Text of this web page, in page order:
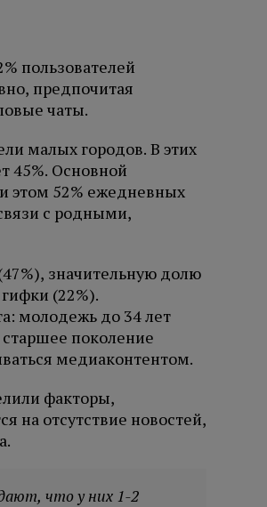
пользователей
предпочитая
чаты.
малых городов. В этих
45%. Основной
этом 52% ежедневных
с родными,
значительную долю
(22%).
молодежь до 34 лет
поколение
медиаконтентом.
факторы,
на отсутствие новостей,
что у них 1-2